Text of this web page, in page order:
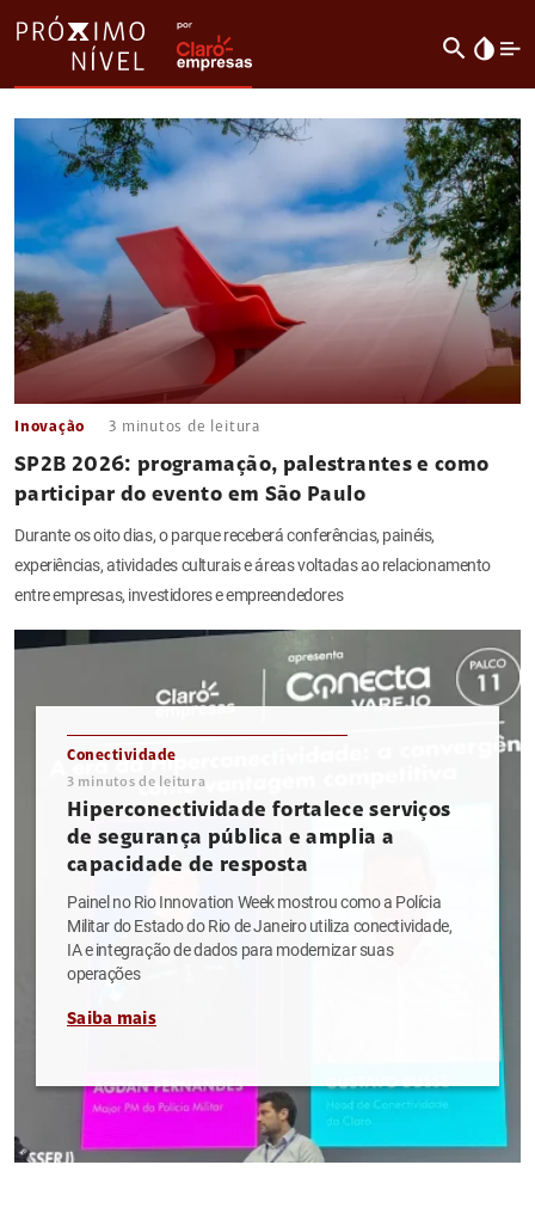
search invert_colors
Inovação 3 minutos de leitura
SP2B 2026: programação, palestrantes e como
participar do evento em São Paulo
Durante os oito dias, o parque receberá conferências, painéis,
experiências, atividades culturais e áreas voltadas ao relacionamento
entre empresas, investidores e empreendedores
Conectividade
3 minutos de leitura
Hiperconectividade fortalece serviços
de segurança pública e amplia a
capacidade de resposta
Painel no Rio Innovation Week mostrou como a Polícia
Militar do Estado do Rio de Janeiro utiliza conectividade,
IA e integração de dados para modernizar suas
operações
Saiba mais